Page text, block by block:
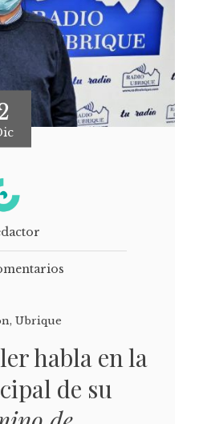
, Ubrique
habla en la
de su